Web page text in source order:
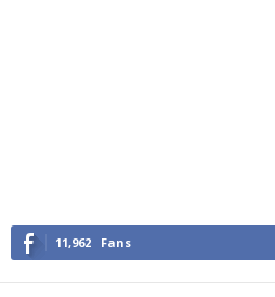
11,962 Fans